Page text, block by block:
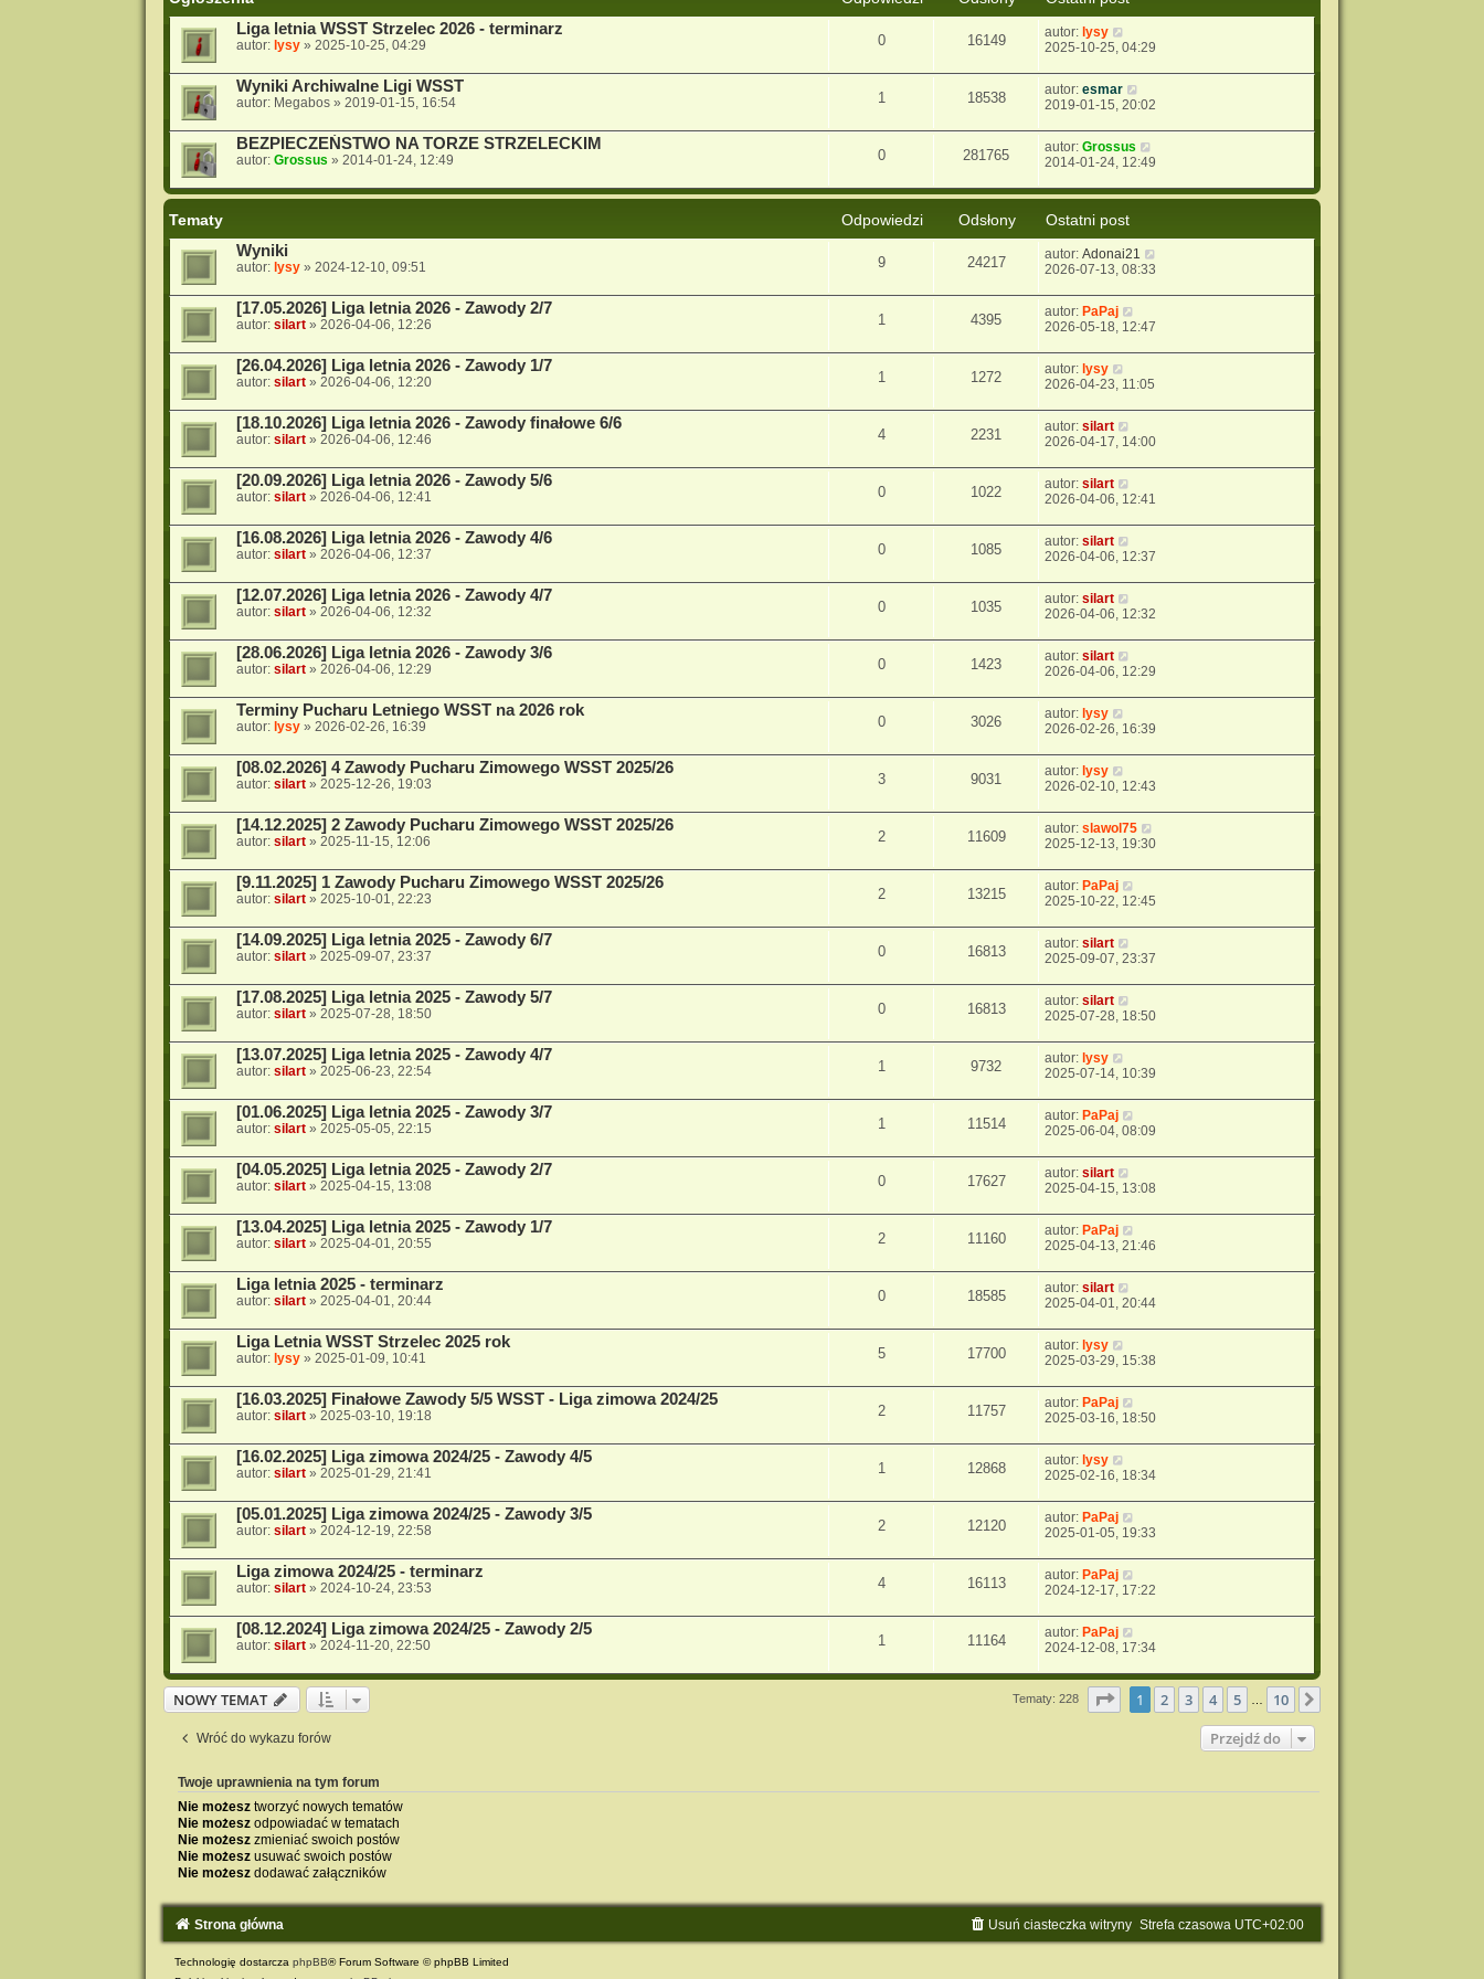
Liga letnia WSST Strzelec 2026 - terminarz
autor: lysy» 2025-10-25, 04:29 0 16149 autor:lysy
2025-10-25, 04:29
Wyniki Archiwalne Ligi WSST
autor: Megabos» 2019-01-15, 16:54 1 18538 autor:esmar
2019-01-15, 20:02
BEZPIECZEŃSTWO NA TORZE STRZELECKIM
autor: Grossus » 2014-01-24, 12:49 0 281765 autor:Grossus
2014-01-24, 12:49
Tematy Odpowiedzi Odsłony
Ostatni post
Wyniki
autor: lysy» 2024-12-10, 09:51 9 24217 autor:Adonai21
2026-07-13, 08:33
[17.05.2026] Liga letnia 2026 - Zawody 2/7
autor: silart» 2026-04-06, 12:26 1 4395 autor:PaPaj
2026-05-18, 12:47
[26.04.2026] Liga letnia 2026 - Zawody 1/7
autor: silart» 2026-04-06, 12:20 1 1272 autor:lysy
2026-04-23, 11:05
[18.10.2026] Liga letnia 2026 - Zawody finałowe 6/6
autor: silart» 2026-04-06, 12:46 4 2231 autor:silart
2026-04-17, 14:00
[20.09.2026] Liga letnia 2026 - Zawody 5/6
autor: silart» 2026-04-06, 12:41 0 1022 autor:silart
2026-04-06, 12:41
[16.08.2026] Liga letnia 2026 - Zawody 4/6
autor: silart» 2026-04-06, 12:37 0 1085 autor:silart
2026-04-06, 12:37
[12.07.2026] Liga letnia 2026 - Zawody 4/7
autor: silart» 2026-04-06, 12:32 0 1035 autor:silart
2026-04-06, 12:32
[28.06.2026] Liga letnia 2026 - Zawody 3/6
autor: silart» 2026-04-06, 12:29 0 1423 autor:silart
2026-04-06, 12:29
Terminy Pucharu Letniego WSST na 2026 rok
autor: lysy» 2026-02-26, 16:39 0 3026 autor:lysy
2026-02-26, 16:39
[08.02.2026] 4 Zawody Pucharu Zimowego WSST 2025/26
autor: silart» 2025-12-26, 19:03 3 9031 autor:lysy
2026-02-10, 12:43
[14.12.2025] 2 Zawody Pucharu Zimowego WSST 2025/26
autor: silart» 2025-11-15, 12:06 2 11609 autor:slawol75
2025-12-13, 19:30
[9.11.2025] 1 Zawody Pucharu Zimowego WSST 2025/26
autor: silart» 2025-10-01, 22:23 2 13215 autor:PaPaj
2025-10-22, 12:45
[14.09.2025] Liga letnia 2025 - Zawody 6/7
autor: silart» 2025-09-07, 23:37 0 16813 autor:silart
2025-09-07, 23:37
[17.08.2025] Liga letnia 2025 - Zawody 5/7
autor: silart» 2025-07-28, 18:50 0 16813 autor:silart
2025-07-28, 18:50
[13.07.2025] Liga letnia 2025 - Zawody 4/7
autor: silart» 2025-06-23, 22:54 1 9732 autor:lysy
2025-07-14, 10:39
[01.06.2025] Liga letnia 2025 - Zawody 3/7
autor: silart» 2025-05-05, 22:15 1 11514 autor:PaPaj
2025-06-04, 08:09
[04.05.2025] Liga letnia 2025 - Zawody 2/7
autor: silart» 2025-04-15, 13:08 0 17627 autor:silart
2025-04-15, 13:08
[13.04.2025] Liga letnia 2025 - Zawody 1/7
autor: silart» 2025-04-01, 20:55 2 11160 autor:PaPaj
2025-04-13, 21:46
Liga letnia 2025 - terminarz
autor: silart» 2025-04-01, 20:44 0 18585 autor:silart
2025-04-01, 20:44
Liga Letnia WSST Strzelec 2025 rok
autor: lysy» 2025-01-09, 10:41 5 17700 autor:lysy
2025-03-29, 15:38
[16.03.2025] Finałowe Zawody 5/5 WSST - Liga zimowa 2024/25
autor: silart» 2025-03-10, 19:18 2 11757 autor:PaPaj
2025-03-16, 18:50
[16.02.2025] Liga zimowa 2024/25 - Zawody 4/5
autor: silart» 2025-01-29, 21:41 1 12868 autor:lysy
2025-02-16, 18:34
[05.01.2025] Liga zimowa 2024/25 - Zawody 3/5
autor: silart» 2024-12-19, 22:58 2 12120 autor:PaPaj
2025-01-05, 19:33
Liga zimowa 2024/25 - terminarz
autor: silart» 2024-10-24, 23:53 4 16113 autor:PaPaj
2024-12-17, 17:22
[08.12.2024] Liga zimowa 2024/25 - Zawody 2/5
autor: silart» 2024-11-20, 22:50 1 11164 autor:PaPaj
2024-12-08, 17:34
NOWY TEMAT Tematy: 228 Strona1 z10
1 2 3 4 5 10
Wróć do wykazu forów Przejdź do
Twoje uprawnienia na tym forum
Nie możesztworzyć nowych tematów
Nie możeszodpowiadać w tematach
Nie możeszzmieniać swoich postów
Nie możeszusuwać swoich postów
Nie możeszdodawać załączników
Strona główna Strefa czasowa UTC+02:00
Usuń ciasteczka witryny
Technologię dostarcza phpBB® Forum Software © phpBB Limited